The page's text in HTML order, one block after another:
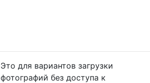
Это для вариантов загрузки
фотографий без доступа к